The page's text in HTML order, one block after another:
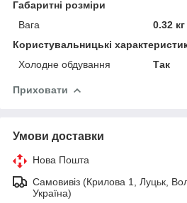
Габаритні розміри
Вага
0.32 кг
Користувальницькі
Холодне обдування
Так
Приховати
Умови доставки
Нова Пошта
Самовивіз (Крилова 1, Луцьк,
Україна)